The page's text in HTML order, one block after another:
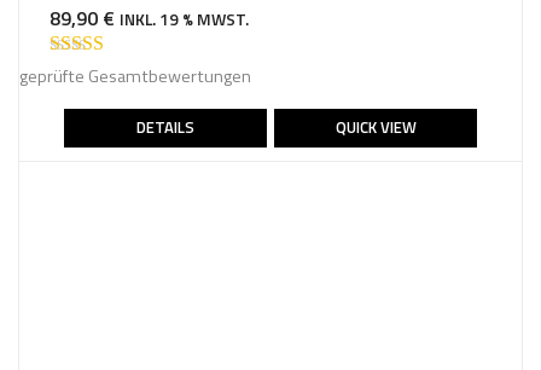
89,90 € INKL. 19 % MWST.
Bewertet mit
geprüfte Gesamtbewertungen
DETAILS QUICK VIEW